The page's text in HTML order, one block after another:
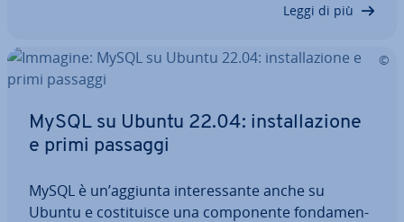
Leggi di più
MySQL su Ubuntu 22.04: in­stal­la­zio­ne
e primi passaggi
MySQL è un’aggiunta in­te­res­san­te anche su
Ubuntu e co­sti­tui­sce una com­po­nen­te fon­da­men­